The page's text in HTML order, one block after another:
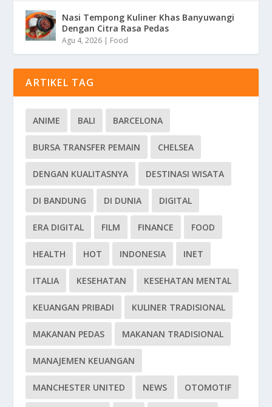
Nasi Tempong Kuliner Khas Banyuwangi
Dengan Citra Rasa Pedas
Agu 4, 2026 | Food
ARTIKEL TAG
ANIME BALI BARCELONA
BURSA TRANSFER PEMAIN CHELSEA
DENGAN KUALITASNYA DESTINASI WISATA
DI BANDUNG DI DUNIA DIGITAL
ERA DIGITAL FILM FINANCE FOOD
HEALTH HOT INDONESIA INET
ITALIA KESEHATAN KESEHATAN MENTAL
KEUANGAN PRIBADI KULINER TRADISIONAL
MAKANAN PEDAS MAKANAN TRADISIONAL
MANAJEMEN KEUANGAN
MANCHESTER UNITED NEWS OTOMOTIF